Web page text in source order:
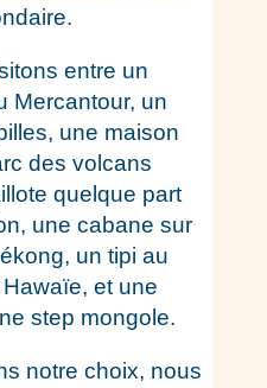
entre un
Mercantour, un
une maison
des volcans
quelque part
une cabane sur
un tipi au
et une
step mongole.
notre choix, nous